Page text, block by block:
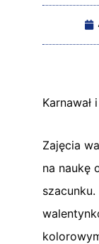
Karnawał
Zajęcia
na naukę